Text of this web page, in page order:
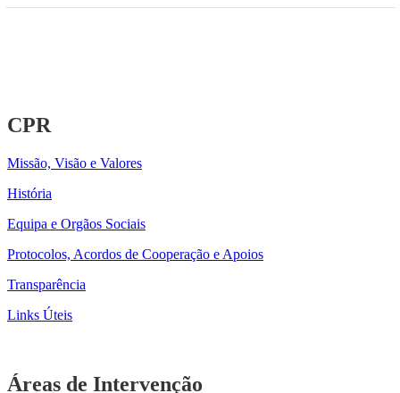
CPR
Missão, Visão e Valores
História
Equipa e Orgãos Sociais
Protocolos, Acordos de Cooperação e Apoios
Transparência
Links Úteis
Áreas de Intervenção